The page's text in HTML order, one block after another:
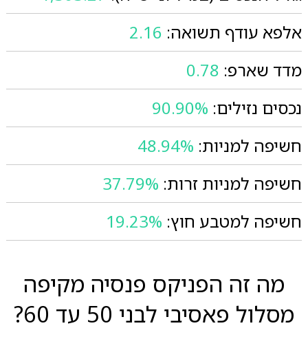
אלפא עודף תשואה: 2.16
מדד שארפ: 0.78
נכסים נזילים: 90.90%
חשיפה למניות: 48.94%
חשיפה למניות זרות: 37.79%
חשיפה למטבע חוץ: 19.23%
מה זה הפניקס פנסיה מקיפה
מסלול פאסיבי לבני 50 עד 60?